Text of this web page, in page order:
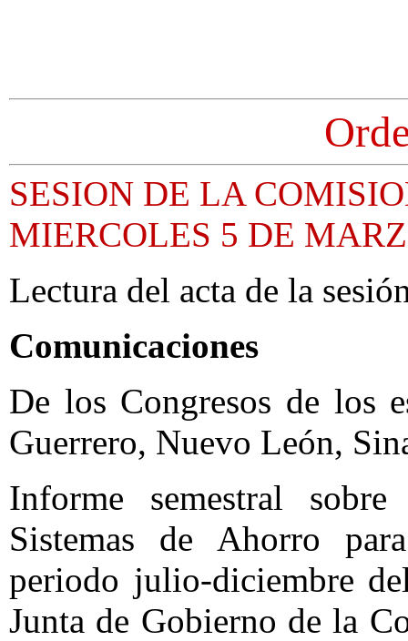
SESION DE LA
MIERCOLES 5 DE
Lectura del acta de la
Comunicaciones
De los Congresos de los
Guerrero, Nuevo León,
Informe semestral
Sistemas de Ahorro
periodo julio-diciembre
Junta de Gobierno de la